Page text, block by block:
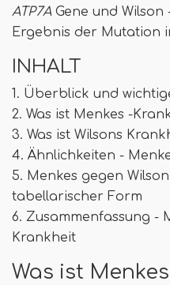
ATP7A Gene und
Ergebnis der Mutation
INHALT
1. Überblick und
2. Was ist Menkes -
3. Was ist Wilsons
4. Ähnlichkeiten -
5. Menkes gegen
tabellarischer Form
6. Zusammenfassung -
Krankheit
Was ist